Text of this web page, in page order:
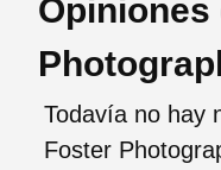
Opiniones
Todavía no hay
Foster